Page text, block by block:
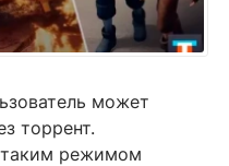
может
торрент.
режимом